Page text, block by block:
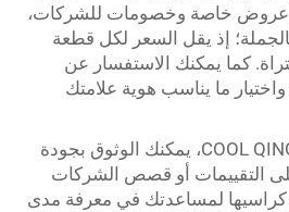
عروض خاصة وخصومات للشركات،
إذ يقل السعر لكل قطعة
كما يمكنك الاستفسار عن
ما يناسب هوية علامتك
عند الشراء من شركة COOL QING، يمكنك الوثوق بجودة
على التقييمات أو قصص الشركات
كراسيها لمساعدتك في معرفة مدى